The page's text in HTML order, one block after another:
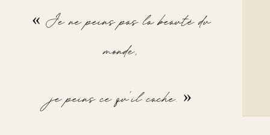
« Je ne peins pas la beauté du
monde,
je peins ce qu'il cache. »
BLACDAN